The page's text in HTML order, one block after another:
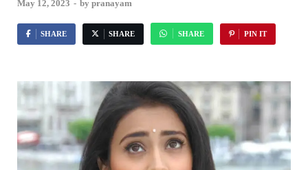
May 12, 2023 - by pranayam
SHARE SHARE SHARE PIN IT